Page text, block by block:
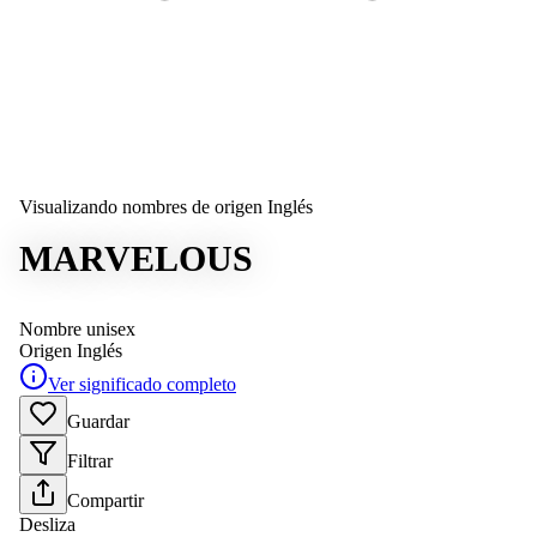
Visualizando nombres de origen Inglés
MARVELOUS
Nombre unisex
Origen Inglés
Ver significado completo
Guardar
Filtrar
Compartir
Desliza